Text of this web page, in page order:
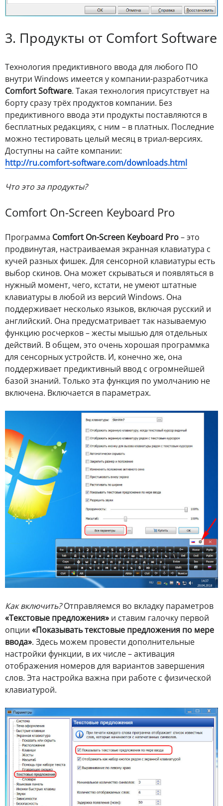
3. Продукты от Comfort Software
Технология предиктивного ввода для любого ПО
внутри Windows имеется у компании-разработчика
Comfort Software. Такая технология присутствует на
борту сразу трёх продуктов компании. Без
предиктивного ввода эти продукты поставляются в
бесплатных редакциях, с ним – в платных. Последние
можно тестировать целый месяц в триал-версиях.
Доступны на сайте компании:
http://ru.comfort-software.com/downloads.html
Что это за продукты?
Comfort On-Screen Keyboard Pro
Программа Comfort On-Screen Keyboard Pro– это
продвинутая, настраиваемая экранная клавиатура с
кучей разных фишек. Для сенсорной клавиатуры есть
выбор скинов. Она может скрываться и появляться в
нужный момент, чего, кстати, не умеют штатные
клавиатуры в любой из версий Windows. Она
поддерживает несколько языков, включая русский и
английский. Она предусматривает так называемую
функцию росчерков – жесты мышью для отдельных
действий. В общем, это очень хорошая программка
для сенсорных устройств. И, конечно же, она
поддерживает предиктивный ввод с огромнейшей
базой знаний. Только эта функция по умолчанию не
включена. Включается в параметрах.
Как включить?Отправляемся во вкладку параметров
«Текстовые предложения» и ставим галочку первой
опции «Показывать текстовые предложения по мере
ввода». Здесь можем провести дополнительные
настройки функции, в их числе – активация
отображения номеров для вариантов завершения
слов. Эта настройка важна при работе с физической
клавиатурой.